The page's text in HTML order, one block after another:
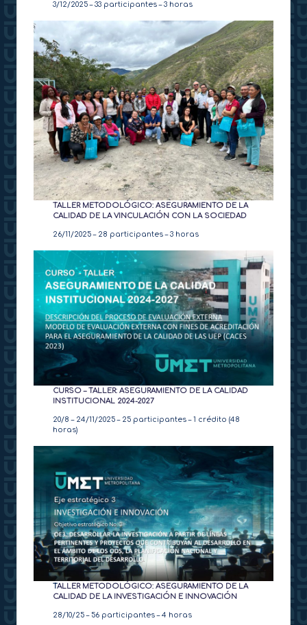
3/12/2025 – 33 participantes – 3 horas
TALLER METODOLÓGICO: ASEGURAMIENTO DE LA
CALIDAD DE LA VINCULACIÓN CON LA SOCIEDAD
26/11/2025 – 28 participantes – 3 horas
CURSO – TALLER: ASEGURAMIENTO DE LA CALIDAD
INSTITUCIONAL 2024-2027
20/8 – 24/11/2025 – 25 participantes – 1 crédito (48
horas)
TALLER METODOLÓGICO: ASEGURAMIENTO DE LA
CALIDAD DE LA INVESTIGACIÓN E INNOVACIÓN
28/10/25 – 56 participantes – 4 horas